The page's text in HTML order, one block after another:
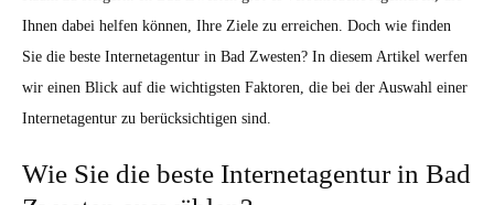
Ihnen dabei helfen können, Ihre Ziele zu erreichen. Doch wie finden
Sie die beste Internetagentur in Bad Zwesten? In diesem Artikel werfen
wir einen Blick auf die wichtigsten Faktoren, die bei der Auswahl einer
Internetagentur zu berücksichtigen sind.
Wie Sie die beste Internetagentur in Bad